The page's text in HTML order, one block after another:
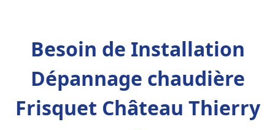
Besoin de Installation
Dépannage chaudière
Frisquet Château Thierry